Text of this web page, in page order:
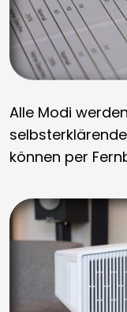
Alle Modi
können per